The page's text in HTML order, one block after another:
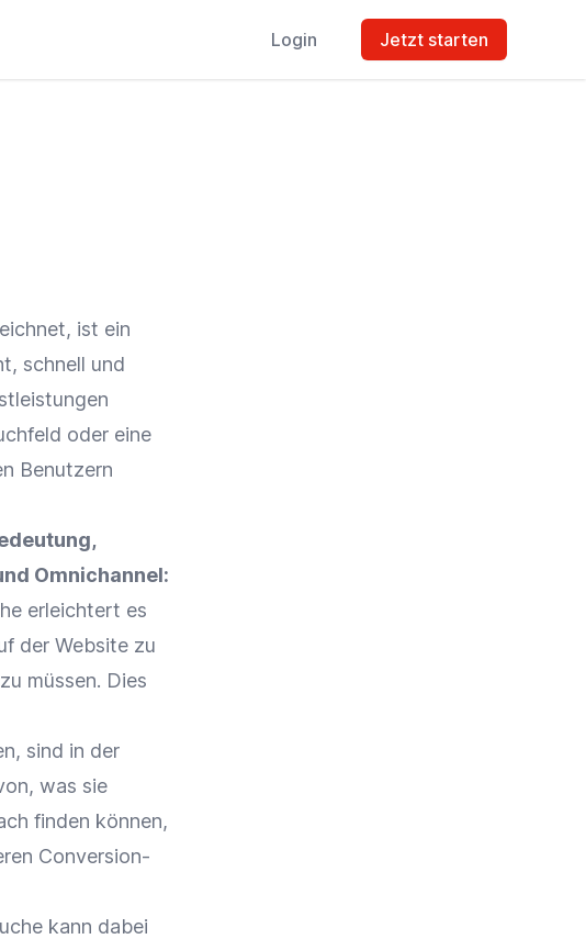
Login Jetzt starten
ist ein
schnell und
oder eine
Benutzern
Omnichannel:
erleichtert es
der Website zu
müssen. Dies
sind in der
was sie
finden können,
Conversion-
kann dabei